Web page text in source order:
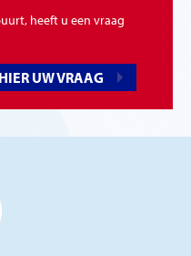
heeft u een vraag
UW VRAAG